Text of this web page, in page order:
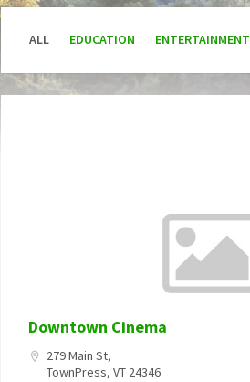
ALL EDUCATION ENTERTAINMENT
Downtown Cinema
279 Main St,
TownPress, VT 24346